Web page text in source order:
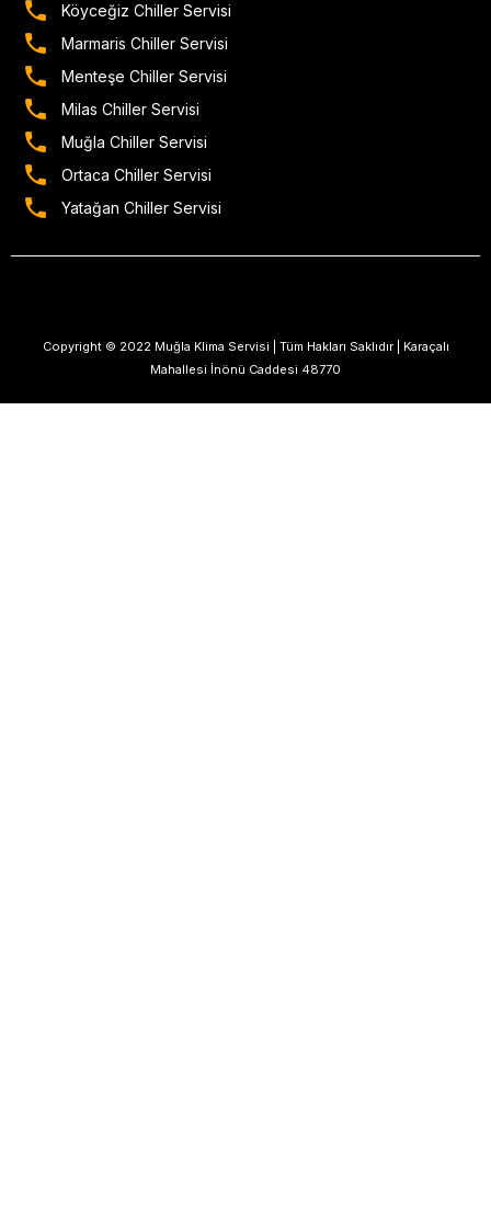
Köyceğiz Chiller Servisi
Marmaris Chiller Servisi
Menteşe Chiller Servisi
Milas Chiller Servisi
Muğla Chiller Servisi
Ortaca Chiller Servisi
Yatağan Chiller Servisi
Copyright © 2022 Muğla Klima Servisi | Tüm Hakları Saklıdır | Karaçalı
Mahallesi İnönü Caddesi 48770